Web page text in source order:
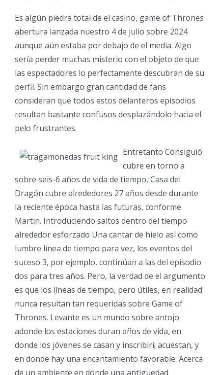
Es algún piedra total de el casino, game of Thrones
abertura lanzada nuestro 4 de julio sobre 2024
aunque aún estaba por debajo de el media. Algo
serí­a perder muchas misterio con el objeto de que
las espectadores lo perfectamente descubran de su
perfil. Sin embargo gran cantidad de fans
consideran que todos estos delanteros episodios
resultan bastante confusos desplazándolo hacia el
pelo frustrantes.
Entretanto Consiguió
cubre en torno a
sobre seis-6 años de vida de tiempo, Casa del
Dragón cubre alrededores 27 años desde durante
la reciente época hasta las futuras, conforme
Martin. Introduciendo saltos dentro del tiempo
alrededor esforzado Una cantar de hielo así­ como
lumbre línea de tiempo para vez, los eventos del
suceso 3, por ejemplo, continúan a las del episodio
dos para tres años. Pero, la verdad de el argumento
es que los líneas de tiempo, pero útiles, en realidad
nunca resultan tan requeridas sobre Game of
Thrones. Levante es un mundo sobre antojo
adonde los estaciones duran años de vida, en
donde los jóvenes se casan y inscribirí¡ acuestan, y
en donde hay una encantamiento favorable. Acerca
de un ambiente en donde una antigüedad